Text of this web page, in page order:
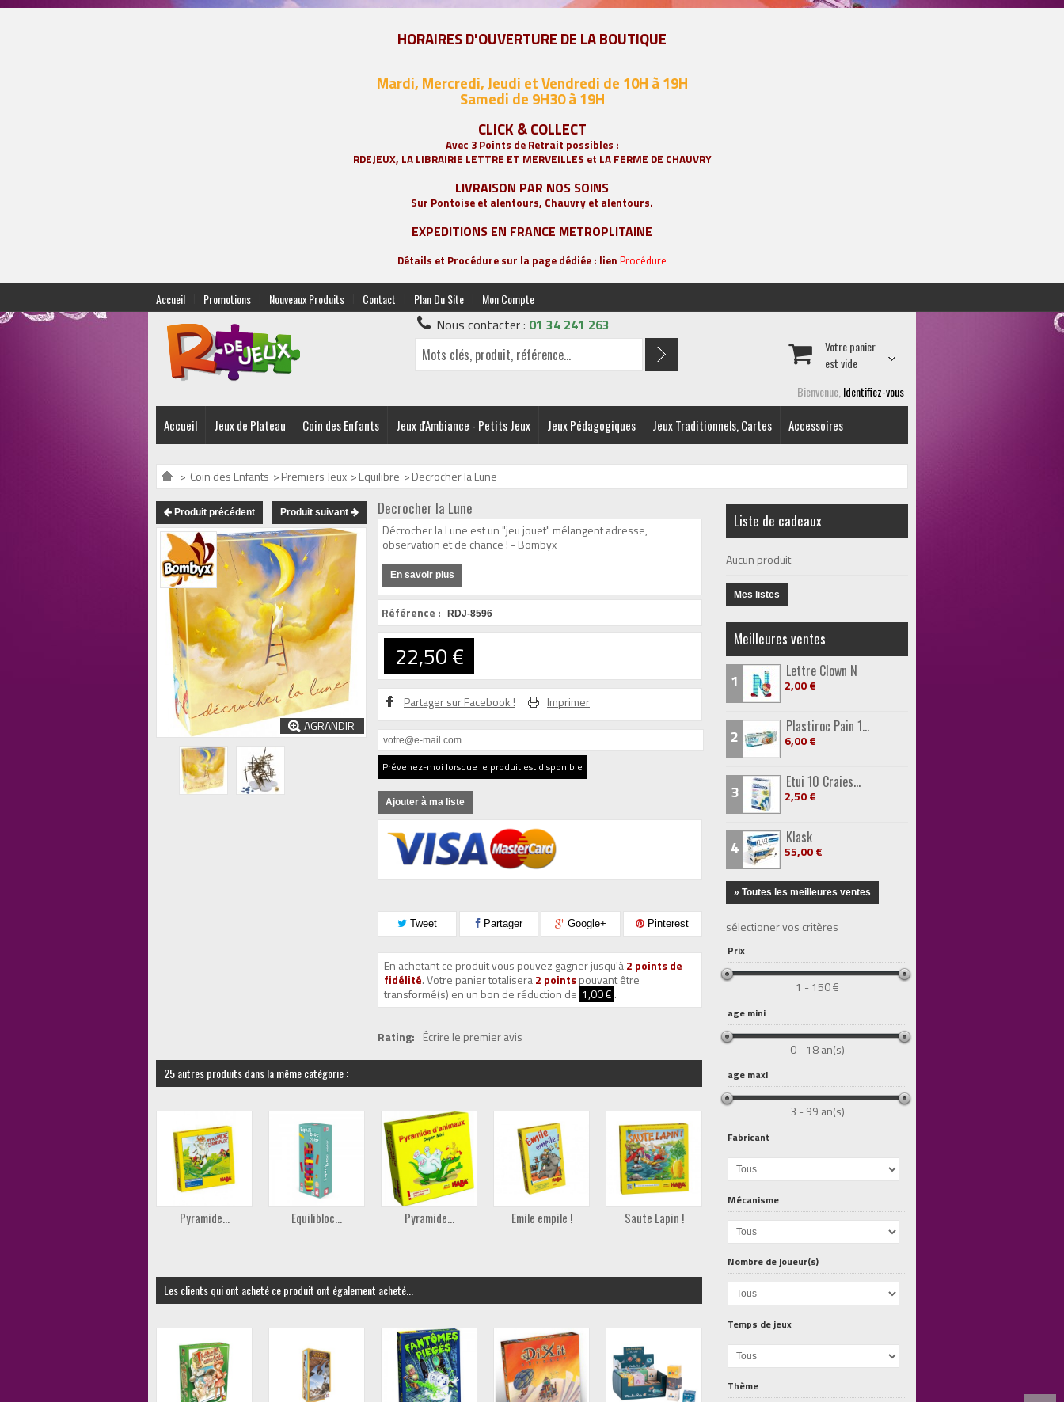
HORAIRES D'OUVERTURE DE LA BOUTIQUE
Mardi, Mercredi, Jeudi et Vendredi de 10H à 19H
Samedi de 9H30 à 19H
CLICK & COLLECT
Avec 3 Points de Retrait possibles :
RDEJEUX, LA LIBRAIRIE LETTRE ET MERVEILLES et LA FERME DE CHAUVRY
LIVRAISON PAR NOS SOINS
Sur Pontoise et alentours, Chauvry et alentours.
EXPEDITIONS EN FRANCE METROPLITAINE
Détails et Procédure sur la page dédiée : lien Procédure
Accueil Promotions Nouveaux Produits Contact Plan Du Site Mon Compte
Nous contacter : 01 34 241 263
Bienvenue, Identifiez-vous
Votre panier
est vide
Accueil Jeux de Plateau Coin des Enfants Jeux d'Ambiance - Petits Jeux Jeux Pédagogiques Jeux Traditionnels, Cartes Accessoires
> Coin des Enfants >Premiers Jeux >Equilibre >Decrocher la Lune
Produit précédent Produit suivant
AGRANDIR
Decrocher la Lune
Décrocher la Lune est un "jeu jouet" mélangent adresse,
observation et de chance ! - Bombyx
En savoir plus
Référence : RDJ-8596
22,50 €
Partager sur Facebook ! Imprimer
Prévenez-moi lorsque le produit est disponible
Ajouter à ma liste
Tweet Partager Google+ Pinterest
En achetant ce produit vous pouvez gagner jusqu'à2 points de
fidélité. Votre panier totalisera2 pointspouvant être
transformé(s) en un bon de réduction de 1,00 € .
Rating: Écrire le premier avis
25 autres produits dans la même catégorie :
Pyramide... Equilibloc... Pyramide... Emile empile ! Saute Lapin ! Kikou le Coucou Bigboum
Les clients qui ont acheté ce produit ont également acheté...
Liste de cadeaux
Aucun produit
Mes listes
Meilleures ventes
1 Lettre Clown N
2,00 €
2 Plastiroc Pain 1...
6,00 €
3 Etui 10 Craies...
2,50 €
4 Klask
55,00 €
» Toutes les meilleures ventes
sélectioner vos critères
Prix
1 - 150 €
age mini
0 - 18 an(s)
age maxi
3 - 99 an(s)
Fabricant
Mécanisme
Nombre de joueur(s)
Temps de jeux
Thème